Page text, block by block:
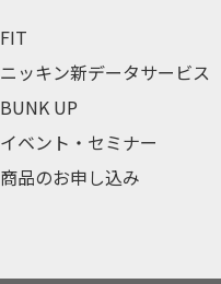
FIT
ニッキン新データサービス
BUNK UP
イベント・セミナー
商品のお申し込み